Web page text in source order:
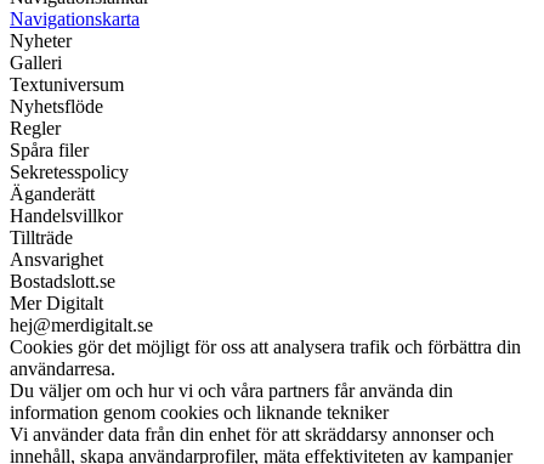
Navigationskarta
Nyheter
Galleri
Textuniversum
Nyhetsflöde
Regler
Spåra filer
Sekretesspolicy
Äganderätt
Handelsvillkor
Tillträde
Ansvarighet
Bostadslott.se
Mer Digitalt
hej@merdigitalt.se
Cookies gör det möjligt för oss att analysera trafik och förbättra din
användarresa.
Du väljer om och hur vi och våra partners får använda din
information genom cookies och liknande tekniker
Vi använder data från din enhet för att skräddarsy annonser och
innehåll, skapa användarprofiler, mäta effektiviteten av kampanjer